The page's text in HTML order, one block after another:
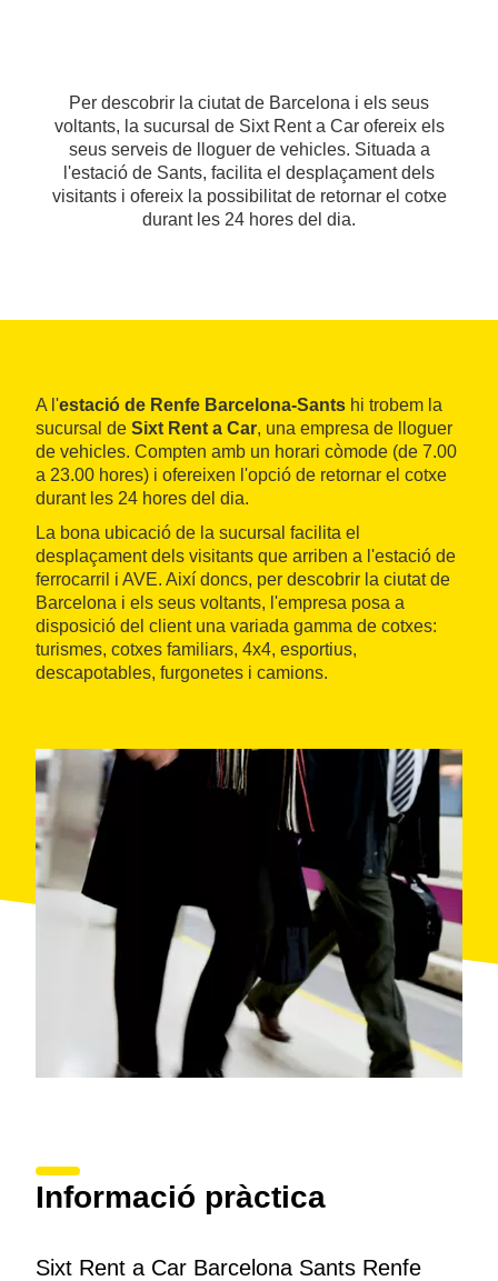
Per descobrir la ciutat de Barcelona i els seus
voltants, la sucursal de Sixt Rent a Car ofereix els
seus serveis de lloguer de vehicles. Situada a
l'estació de Sants, facilita el desplaçament dels
visitants i ofereix la possibilitat de retornar el cotxe
durant les 24 hores del dia.
A l'estació de Renfe Barcelona-Sants hi trobem la
sucursal de Sixt Rent a Car, una empresa de lloguer
de vehicles. Compten amb un horari còmode (de 7.00
a 23.00 hores) i ofereixen l'opció de retornar el cotxe
durant les 24 hores del dia.
La bona ubicació de la sucursal facilita el
desplaçament dels visitants que arriben a l'estació de
ferrocarril i AVE. Així doncs, per descobrir la ciutat de
Barcelona i els seus voltants, l'empresa posa a
disposició del client una variada gamma de cotxes:
turismes, cotxes familiars, 4x4, esportius,
descapotables, furgonetes i camions.
Informació pràctica
Sixt Rent a Car Barcelona Sants Renfe